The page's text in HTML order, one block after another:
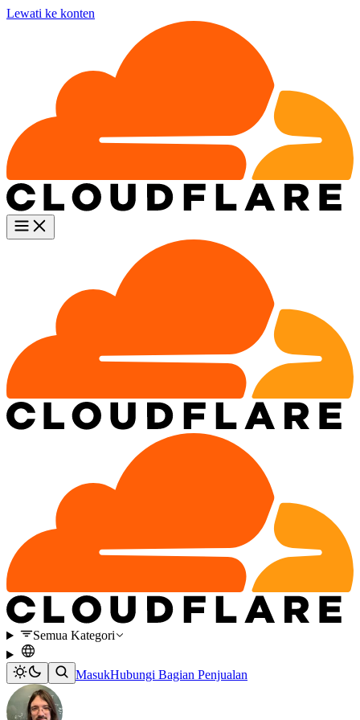
Lewati ke konten
Semua Kategori
MasukHubungi Bagian Penjualan